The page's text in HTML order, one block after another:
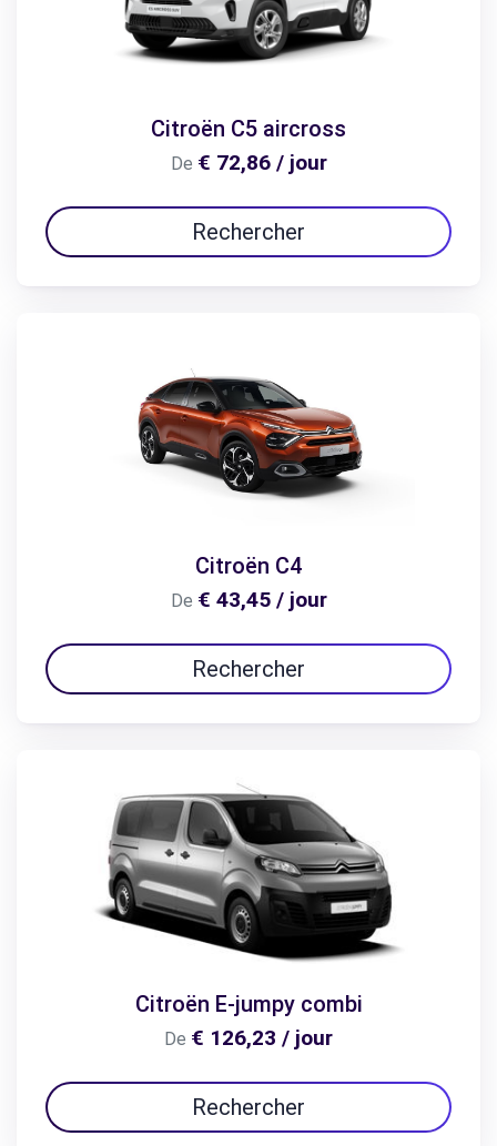
Citroën C5 aircross
De € 72,86 / jour
Rechercher
Citroën C4
De € 43,45 / jour
Rechercher
Citroën E-jumpy combi
De € 126,23 / jour
Rechercher